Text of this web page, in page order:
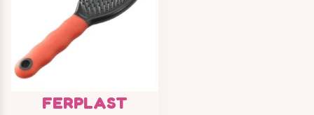
FERPLAST